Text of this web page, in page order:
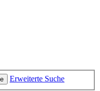
Erweiterte Suche